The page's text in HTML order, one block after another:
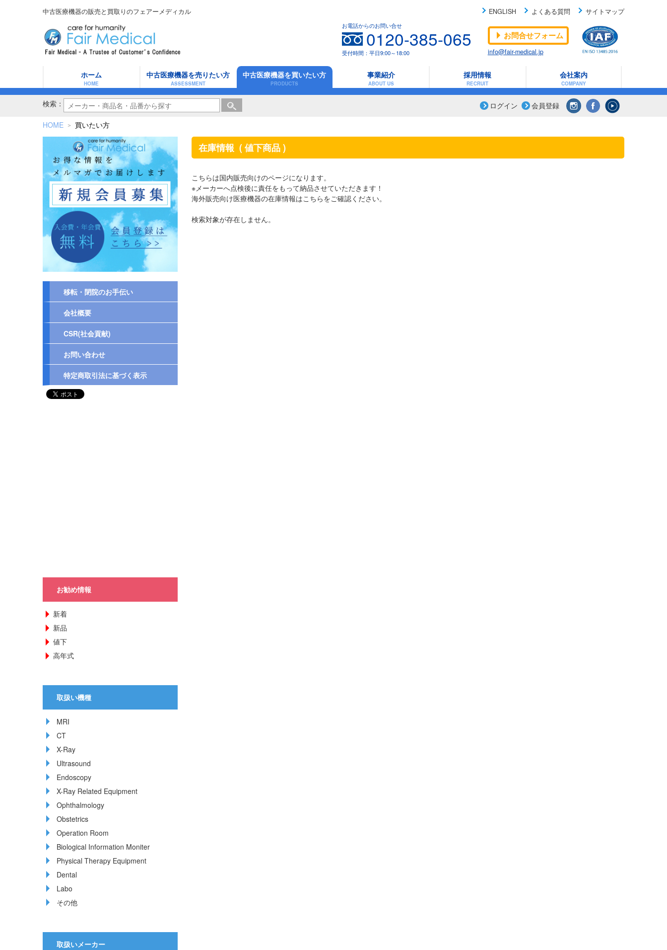
中古医療機器の販売と買取りのフェアーメディカル サイトマップ
よくある質問
ENGLISH
お問合せフォーム
info@fair-medical.jp
お電話からのお問い合せ
0120-385-065
受付時間：平日9:00～18:00
ホーム
HOME
中古医療機器を売りたい方
ASSESSMENT
中古医療機器を買いたい方
PRODUCTS
事業紹介
ABOUT US
採用情報
RECRUIT
会社案内
COMPANY
検索： 会員登録
ログイン
HOME ＞ 買いたい方
在庫情報 ( 値下商品 )
こちらは国内販売向けのページになります。
※メーカーへ点検後に責任をもって納品させていただきます！
海外販売向け医療機器の在庫情報はこちらをご確認ください。
検索対象が存在しません。
移転・閉院のお手伝い
会社概要
CSR(社会貢献)
お問い合わせ
特定商取引法に基づく表示
お勧め情報
新着
新品
値下
高年式
取扱い機種
MRI
CT
X-Ray
Ultrasound
Endoscopy
X-Ray Related Equipment
Ophthalmology
Obstetrics
Operation Room
Biological Information Moniter
Physical Therapy Equipment
Dental
Labo
その他
取扱いメーカー